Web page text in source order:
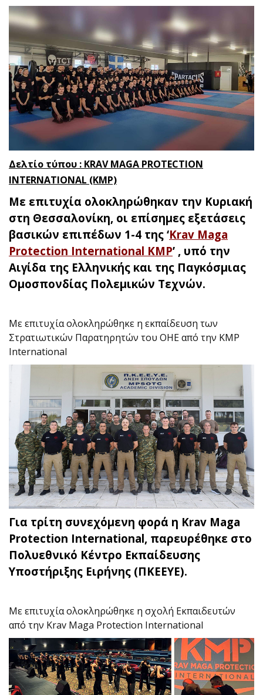
Δελτίο τύπου : KRAV MAGA PROTECTION
INTERNATIONAL (KMP)
Με επιτυχία ολοκληρώθηκαν την Κυριακή
στη Θεσσαλονίκη, οι επίσημες εξετάσεις
βασικών επιπέδων 1-4 της ‘Krav Maga
Protection International KMP’ , υπό την
Αιγίδα της Ελληνικής και της Παγκόσμιας
Ομοσπονδίας Πολεμικών Τεχνών.
Με επιτυχία ολοκληρώθηκε η εκπαίδευση των
Στρατιωτικών Παρατηρητών του ΟΗΕ από την KMP
International
Για τρίτη συνεχόμενη φορά η Krav Maga
Protection International, παρευρέθηκε στο
Πολυεθνικό Κέντρο Εκπαίδευσης
Υποστήριξης Ειρήνης (ΠΚΕΕΥΕ).
Με επιτυχία ολοκληρώθηκε η σχολή Εκπαιδευτών
από την Krav Maga Protection International